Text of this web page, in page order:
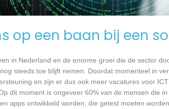
op een baan bij een
in Nederland en de enorme groei die de sector
nog steeds toe blijft nemen. Doordat momenteel in
en zijn er dus ook meer vacatures voor
dit moment is ongeveer 60% van de mensen die
apps ontwikkeld worden, die getest moeten